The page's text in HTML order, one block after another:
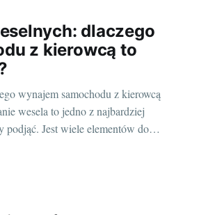
dlaczego
z kierowcą to
wynajem samochodu z kierowcą
wesela to jedno z najbardziej
podjąć. Jest wiele elementów do
zastanawialiście się, jakie